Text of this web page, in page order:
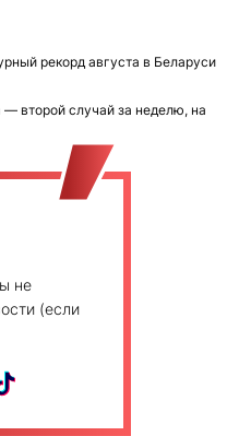
рекорд августа в Беларуси
второй случай за неделю, на
не
(если